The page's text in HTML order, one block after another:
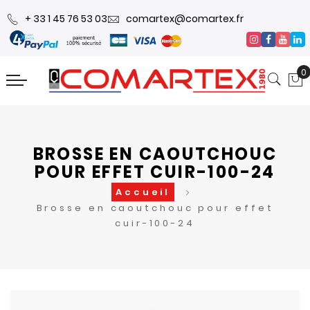
+ 33 1 45 76 53 03 comartex@comartex.fr
0
BROSSE EN CAOUTCHOUC
POUR EFFET CUIR-100-24
Accueil
Brosse en caoutchouc pour effet
cuir-100-24